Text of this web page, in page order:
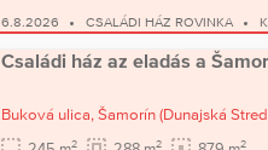
6.8.2026 CSALÁDI HÁZ ROVINKA
Családi ház az eladás a
Buková ulica, Šamorín (Dunajská
2 2 2